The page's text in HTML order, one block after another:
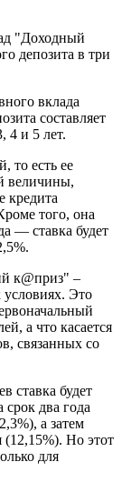
"Доходный
депозита в три
вклада
составляет
4 и 5 лет.
то есть ее
величины,
кредита
того, она
— ставка будет
к@приз" –
условиях. Это
а что касается
связанных со
ставка будет
срок два года
а затем
(12,15%). Но этот
для